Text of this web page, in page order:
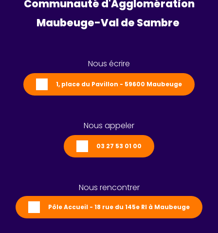
Communauté d'Agglomération
Maubeuge-Val de Sambre
Nous écrire
1, place du Pavillon - 59600 Maubeuge
Nous appeler
03 27 53 01 00
Nous rencontrer
Pôle Accueil - 18 rue du 145e RI à Maubeuge